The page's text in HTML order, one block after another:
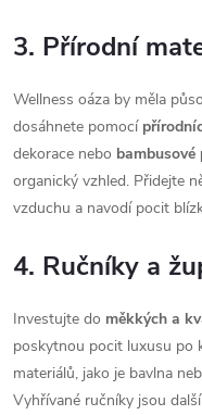
3. Přírodní
Wellness oáza by měla
dosáhnete pomocí
dekorace nebo bambusové
organický vzhled. Přidejte
vzduchu a navodí pocit
4. Ručníky a
Investujte do měkkých a
poskytnou pocit luxusu po
materiálů, jako je bavlna
Vyhřívané ručníky jsou